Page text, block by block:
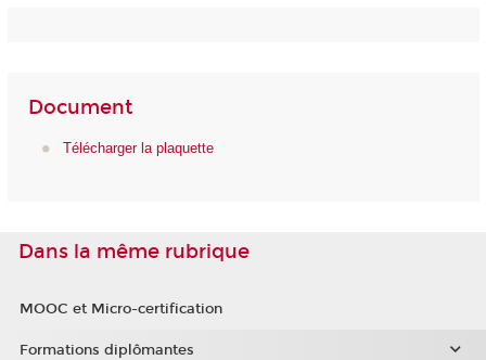
Document
Télécharger la plaquette
Dans la même rubrique
MOOC et Micro-certification
Formations diplômantes